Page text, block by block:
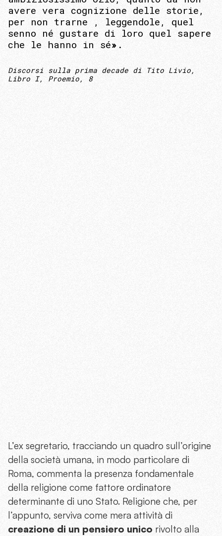
avere vera cognizione delle storie,
per non trarne , leggendole, quel
senno né gustare di loro quel sapere
che le hanno in sé» .
Discorsi sulla prima decade di Tito Livio,
Libro I, Proemio, 8
L’ex segretario, tracciando un quadro sull’origine
della società umana, in modo particolare di
Roma, commenta la presenza fondamentale
della religione come fattore ordinatore
determinante di uno Stato. Religione che, per
l’appunto, serviva come mera attività di
creazione di un pensiero unico rivolto alla